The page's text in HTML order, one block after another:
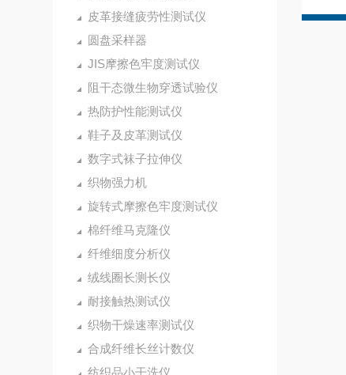
皮革接缝疲劳性测试仪
圆盘采样器
JIS摩擦色牢度测试仪
阻干态微生物穿透试验仪
热防护性能测试仪
鞋子及皮革测试仪
数字式袜子拉伸仪
织物强力机
旋转式摩擦色牢度测试仪
棉纤维马克隆仪
纤维细度分析仪
绒线圈长测长仪
耐接触热测试仪
织物干燥速率测试仪
合成纤维长丝计数仪
纺织品小干洗仪